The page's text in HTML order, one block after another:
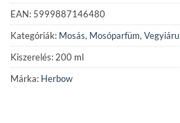
EAN: 5999887146480
Kategóriák: Mosás, Mosóparfüm, Vegyiáru
Kiszerelés: 200 ml
Márka: Herbow